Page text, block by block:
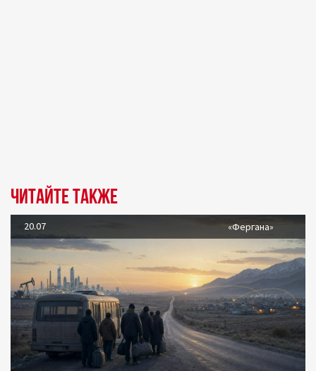
Читайте также
20.07 «Фергана»